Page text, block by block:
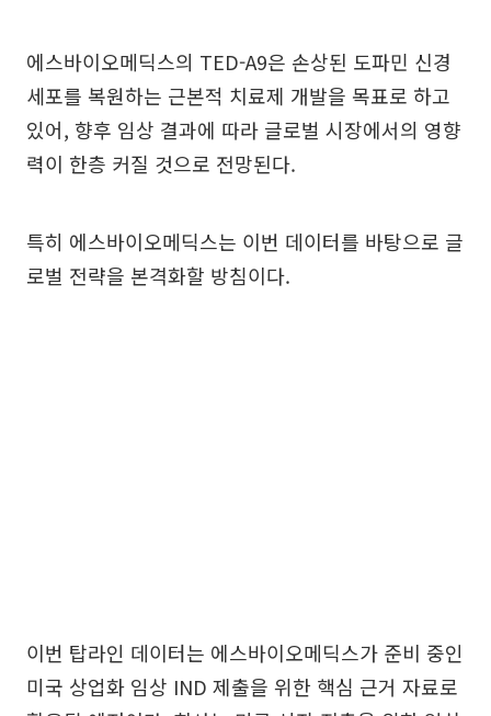
에스바이오메딕스의 TED-A9은 손상된 도파민 신경
세포를 복원하는 근본적 치료제 개발을 목표로 하고
있어, 향후 임상 결과에 따라 글로벌 시장에서의 영향
력이 한층 커질 것으로 전망된다.
특히 에스바이오메딕스는 이번 데이터를 바탕으로 글
로벌 전략을 본격화할 방침이다.
이번 탑라인 데이터는 에스바이오메딕스가 준비 중인
미국 상업화 임상 IND 제출을 위한 핵심 근거 자료로